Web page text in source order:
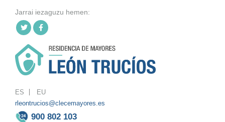
Jarrai iezaguzu hemen:
er
ebo
ok
ES
EU
rleontrucios@clecemayores.es
900 802 103